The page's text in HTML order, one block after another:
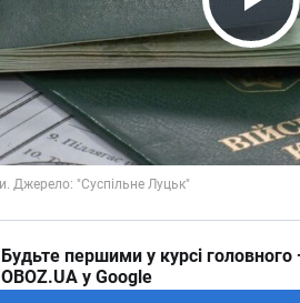
Будьте першими у курсі
OBOZ.UA у Google